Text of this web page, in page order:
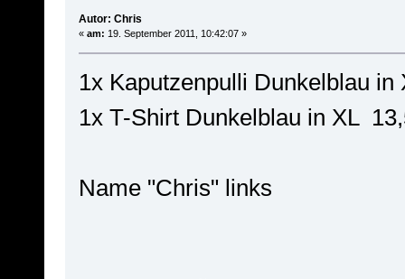
Autor: Chris
« am: 19. September 2011, 10:42:07 »
1x Kaputzenpulli Dunkelblau in
1x T-Shirt Dunkelblau in XL
Name "Chris" links